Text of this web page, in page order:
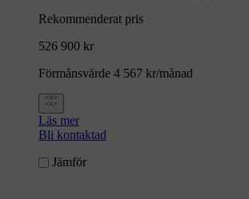
Rekommenderat pris
526 900 kr
Förmånsvärde 4 567 kr/månad
Läs mer
Bli kontaktad
Jämför